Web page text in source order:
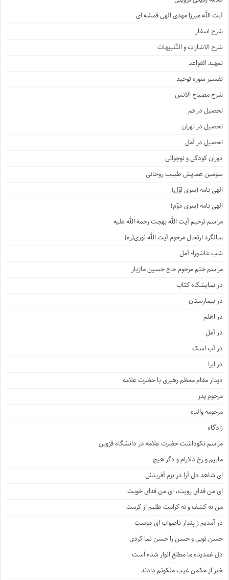
آیت الله میرزا مهدی الهی قمشه ای
شرح اسفار
شرح الاشارات و التّنبیهات
تمهید القواعد
تفسیر سوره توحید
شرح مصباح الانس
تحصیل در قم
تحصیل در تهران
تحصیل در آمل
دوران کودکی و نوجوانی
سومین همایش طبیب روحانی
الهی نامه (سری اوّل)
الهی نامه (سری دوّم)
مراسم ترحیم آیت الله بهجت رحمه الله علیه
سالگرد ارتحال مرحوم آیت الله نوری(ره)
شب عاشورا- آمل
مراسم ختم مرحوم حاج حسین مازیار
در نمایشگاه کتاب
در بیمارستان
در اهلم
در آمل
در آب اسک
در ایرا
دیدار مقام معظم رهبری با حضرت علامه
مرحوم پدر
مرحومه والده
زادگاه
مراسم نکوداشت حضرت علامه در دانشگاه قزوین
ماییم و رخ دلارام و دگر هیچ
ای شاهد دل آرا در بزم آفرینش
ای من فدای رویت، ای من فدای خویت
من نه کشف و نه کرامت طلبم از کرمت
در آمدیم ز پندار ناصواب ای دوست
حسن تویی و حسن را حسن نما کردی
دل غمدیده ما مطلع انوار شده است
خبر از مکمن غیب ملکوتم دادند